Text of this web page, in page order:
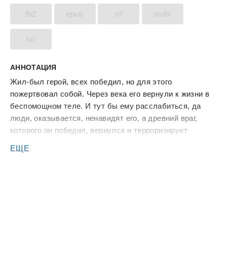
fb2 epub rtf mobi
txt
АННОТАЦИЯ
Жил-был герой, всех победил, но для этого
пожертвовал собой. Через века его вернули к жизни в
беспомощном теле. И тут бы ему расслабиться, да
люди, оказывается, ненавидят его, а древний враг,
которого он победил, вернулся и терроризирует
ЕЩЕ